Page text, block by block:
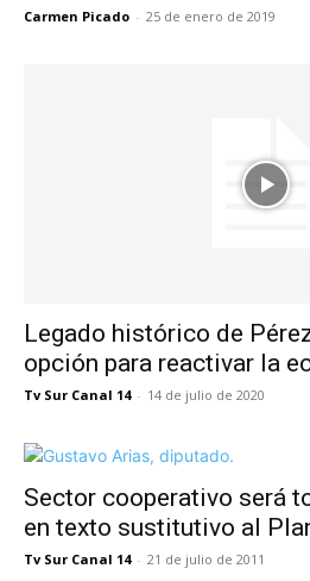
Carmen Picado - 25 de enero de 2019
Legado histórico de
opción para reactivar la
Tv Sur Canal 14 - 14 de julio de 2020
Sector cooperativo será
en texto sustitutivo al
Tv Sur Canal 14 - 21 de julio de 2011